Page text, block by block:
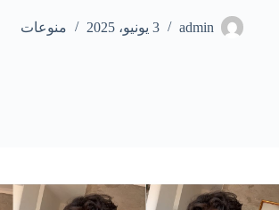
admin 3 يونيو، 2025 منوعات